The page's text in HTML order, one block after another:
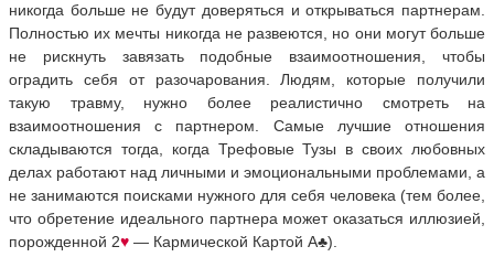
никогда больше не будут доверяться и открываться партнерам.
Полностью их мечты никогда не развеются, но они могут больше
не рискнуть завязать подобные взаимоотношения, чтобы
оградить себя от разочарования. Людям, которые получили
такую травму, нужно более реалистично смотреть на
взаимоотношения с партнером. Самые лучшие отношения
складываются тогда, когда Трефовые Тузы в своих любовных
делах работают над личными и эмоциональными проблемами, а
не занимаются поисками нужного для себя человека (тем более,
что обретение идеального партнера может оказаться иллюзией,
порожденной 2♥ — Кармической Картой A♣).